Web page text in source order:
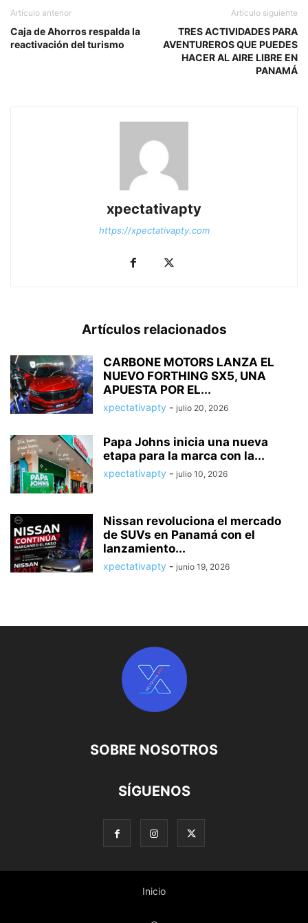
Artículo anterior
Caja de Ahorros respalda la
reactivación del turismo
Artículo siguiente
TRES ACTIVIDADES PARA
AVENTUREROS QUE PUEDES
HACER AL AIRE LIBRE EN
PANAMÁ
xpectativapty
https://xpectativapty.com
Artículos relacionados
CARBONE MOTORS LANZA EL
NUEVO FORTHING SX5, UNA
APUESTA POR EL...
xpectativapty - julio 20, 2026
Papa Johns inicia una nueva
etapa para la marca con la...
xpectativapty - julio 10, 2026
Nissan revoluciona el mercado
de SUVs en Panamá con el
lanzamiento...
xpectativapty - junio 19, 2026
SOBRE NOSOTROS
SÍGUENOS
Inicio